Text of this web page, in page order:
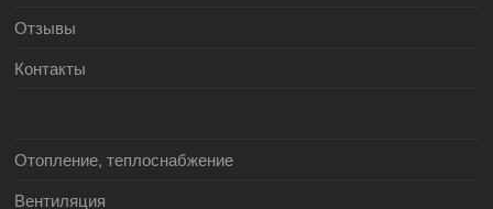
Отзывы
Контакты
Отопление, теплоснабжение
Вентиляция